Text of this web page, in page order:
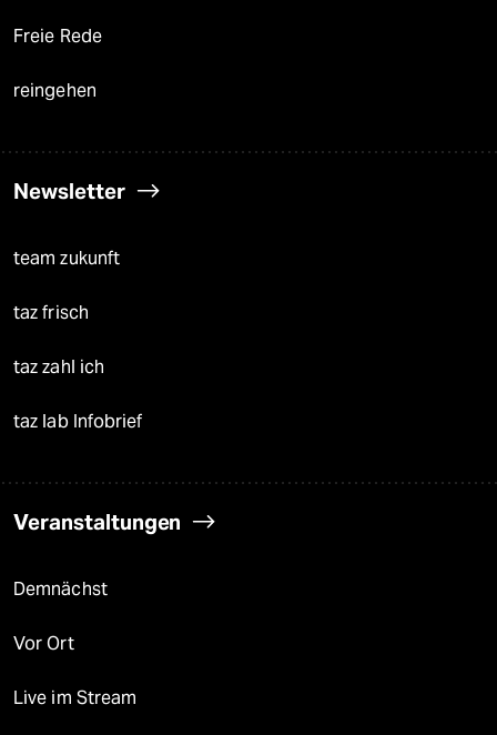
Freie Rede
reingehen
Newsletter
team zukunft
taz frisch
taz zahl ich
taz lab Infobrief
Veranstaltungen
Demnächst
Vor Ort
Live im Stream